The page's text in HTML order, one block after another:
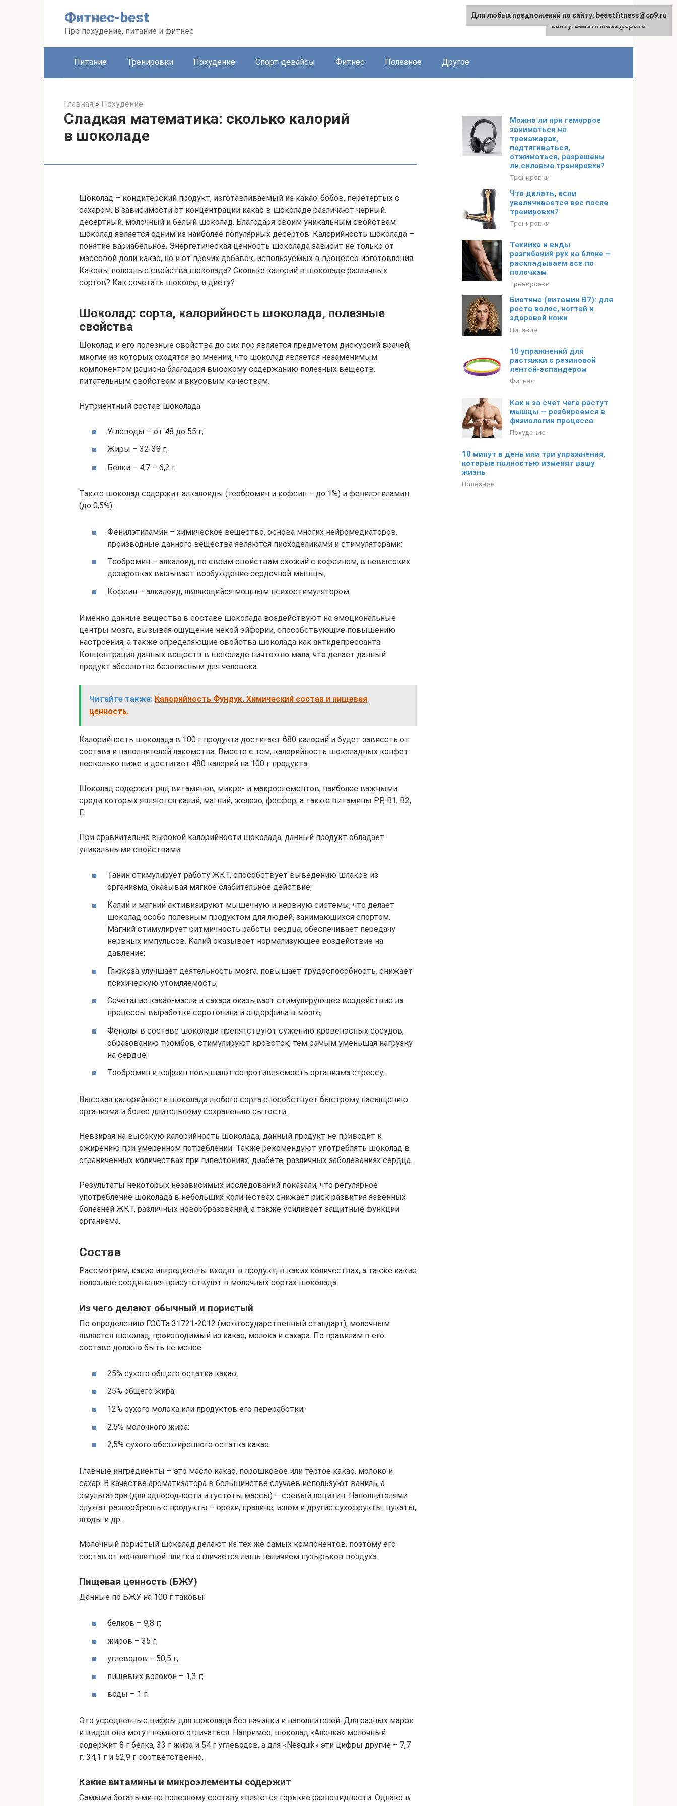
Фитнес-best
Про похудение, питание и фитнес
Питание Тренировки Похудение Спорт-девайсы Фитнес Полезное Другое
Главная » Похудение
Сладкая математика: сколько калорий
в шоколаде
Шоколад – кондитерский продукт, изготавливаемый из какао-бобов, перетертых с
сахаром. В зависимости от концентрации какао в шоколаде различают черный,
десертный, молочный и белый шоколад. Благодаря своим уникальным свойствам
шоколад является одним из наиболее популярных десертов. Калорийность шоколада –
понятие вариабельное. Энергетическая ценность шоколада зависит не только от
массовой доли какао, но и от прочих добавок, используемых в процессе изготовления.
Каковы полезные свойства шоколада? Сколько калорий в шоколаде различных
сортов? Как сочетать шоколад и диету?
Шоколад: сорта, калорийность шоколада, полезные
свойства
Шоколад и его полезные свойства до сих пор является предметом дискуссий врачей,
многие из которых сходятся во мнении, что шоколад является незаменимым
компонентом рациона благодаря высокому содержанию полезных веществ,
питательным свойствам и вкусовым качествам.
Нутриентный состав шоколада:
Углеводы – от 48 до 55 г;
Жиры – 32-38 г;
Белки – 4,7 – 6,2 г.
Также шоколад содержит алкалоиды (теобромин и кофеин – до 1%) и фенилэтиламин
(до 0,5%):
Фенилэтиламин – химическое вещество, основа многих нейромедиаторов,
производные данного вещества являются писходеликами и стимуляторами;
Теобромин – алкалоид, по своим свойствам схожий с кофеином, в невысоких
дозировках вызывает возбуждение сердечной мышцы;
Кофеин – алкалоид, являющийся мощным психостимулятором.
Именно данные вещества в составе шоколада воздействуют на эмоциональные
центры мозга, вызывая ощущение некой эйфории, способствующие повышению
настроения, а также определяющие свойства шоколада как антидепрессанта.
Концентрация данных веществ в шоколаде ничтожно мала, что делает данный
продукт абсолютно безопасным для человека.
Читайте также: Калорийность Фундук. Химический состав и пищевая
ценность.
Калорийность шоколада в 100 г продукта достигает 680 калорий и будет зависеть от
состава и наполнителей лакомства. Вместе с тем, калорийность шоколадных конфет
несколько ниже и достигает 480 калорий на 100 г продукта.
Шоколад содержит ряд витаминов, микро- и макроэлементов, наиболее важными
среди которых являются калий, магний, железо, фосфор, а также витамины РР, В1, В2,
Е.
При сравнительно высокой калорийности шоколада, данный продукт обладает
уникальными свойствами:
Танин стимулирует работу ЖКТ, способствует выведению шлаков из
организма, оказывая мягкое слабительное действие;
Калий и магний активизируют мышечную и нервную системы, что делает
шоколад особо полезным продуктом для людей, занимающихся спортом.
Магний стимулирует ритмичность работы сердца, обеспечивает передачу
нервных импульсов. Калий оказывает нормализующее воздействие на
давление;
Глюкоза улучшает деятельность мозга, повышает трудоспособность, снижает
психическую утомляемость;
Сочетание какао-масла и сахара оказывает стимулирующее воздействие на
процессы выработки серотонина и эндорфина в мозге;
Фенолы в составе шоколада препятствуют сужению кровеносных сосудов,
образованию тромбов, стимулируют кровоток, тем самым уменьшая нагрузку
на сердце;
Теобромин и кофеин повышают сопротивляемость организма стрессу.
Высокая калорийность шоколада любого сорта способствует быстрому насыщению
организма и более длительному сохранению сытости.
Невзирая на высокую калорийность шоколада, данный продукт не приводит к
ожирению при умеренном потреблении. Также рекомендуют употреблять шоколад в
ограниченных количествах при гипертониях, диабете, различных заболеваниях сердца.
Результаты некоторых независимых исследований показали, что регулярное
употребление шоколада в небольших количествах снижает риск развития язвенных
болезней ЖКТ, различных новообразований, а также усиливает защитные функции
организма.
Состав
Рассмотрим, какие ингредиенты входят в продукт, в каких количествах, а также какие
полезные соединения присутствуют в молочных сортах шоколада.
Из чего делают обычный и пористый
По определению ГОСТа 31721-2012 (межгосударственный стандарт), молочным
является шоколад, производимый из какао, молока и сахара. По правилам в его
составе должно быть не менее:
25% сухого общего остатка какао;
25% общего жира;
12% сухого молока или продуктов его переработки;
2,5% молочного жира;
2,5% сухого обезжиренного остатка какао.
Главные ингредиенты – это масло какао, порошковое или тертое какао, молоко и
сахар. В качестве ароматизатора в большинстве случаев используют ваниль, а
эмульгатора (для однородности и густоты массы) – соевый лецитин. Наполнителями
служат разнообразные продукты – орехи, пралине, изюм и другие сухофрукты, цукаты,
ягоды и др.
Молочный пористый шоколад делают из тех же самых компонентов, поэтому его
состав от монолитной плитки отличается лишь наличием пузырьков воздуха.
Пищевая ценность (БЖУ)
Данные по БЖУ на 100 г таковы:
белков – 9,8 г;
жиров – 35 г;
углеводов – 50,5 г;
пищевых волокон – 1,3 г;
воды – 1 г.
Это усредненные цифры для шоколада без начинки и наполнителей. Для разных марок
и видов они могут немного отличаться. Например, шоколад «Аленка» молочный
содержит 8 г белка, 33 г жира и 54 г углеводов, а для «Nesquik» эти цифры другие – 7,7
г, 34,1 г и 52,9 г соответственно.
Какие витамины и микроэлементы содержит
Самыми богатыми по полезному составу являются горькие разновидности. Однако в
Можно ли при геморрое
заниматься на
тренажерах,
подтягиваться,
отжиматься, разрешены
ли силовые тренировки?
Тренировки
Что делать, если
увеличивается вес после
тренировки?
Тренировки
Техника и виды
разгибаний рук на блоке –
раскладываем все по
полочкам
Тренировки
Биотина (витамин B7): для
роста волос, ногтей и
здоровой кожи
Питание
10 упражнений для
растяжки с резиновой
лентой-эспандером
Фитнес
Как и за счет чего растут
мышцы — разбираемся в
физиологии процесса
Похудение
10 минут в день или три упражнения,
которые полностью изменят вашу
жизнь
Полезное
Для любых предложений по
сайту: beastfitness@cp9.ru
Для любых предложений по сайту: beastfitness@cp9.ru